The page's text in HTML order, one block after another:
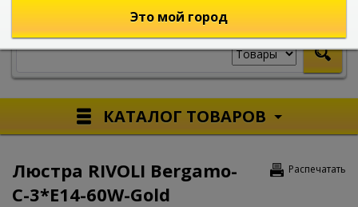
КАТАЛОГ ТОВАРОВ
Распечатать
Люстра RIVOLI Bergamo-
C-3*E14-60W-Gold
Это мой город